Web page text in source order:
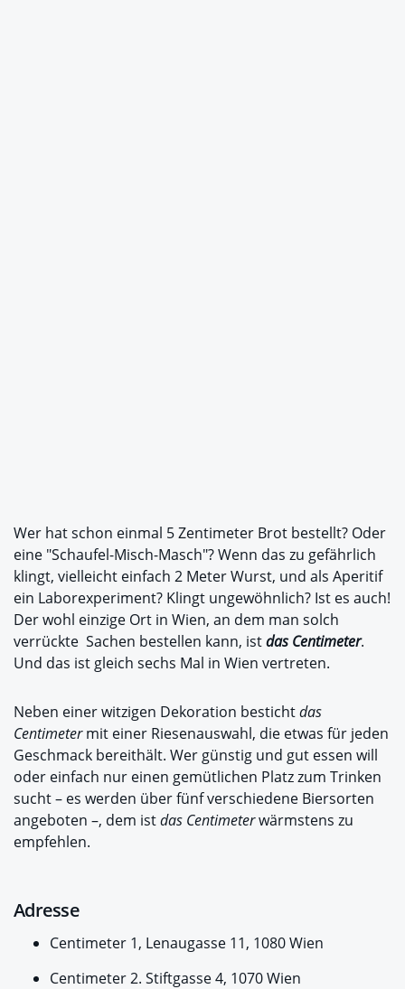
Wer hat schon einmal 5 Zentimeter Brot bestellt? Oder
eine "Schaufel-Misch-Masch"? Wenn das zu gefährlich
klingt, vielleicht einfach 2 Meter Wurst, und als Aperitif
ein Laborexperiment? Klingt ungewöhnlich? Ist es auch!
Der wohl einzige Ort in Wien, an dem man solch
verrückte Sachen bestellen kann, istdas Centimeter.
Und das ist gleich sechs Mal in Wien vertreten.
Neben einer witzigen Dekoration bestichtdas
Centimetermit einer Riesenauswahl, die etwas für jeden
Geschmack bereithält. Wer günstig und gut essen will
oder einfach nur einen gemütlichen Platz zum Trinken
sucht – es werden über fünf verschiedene Biersorten
angeboten –, dem istdas Centimeterwärmstens zu
empfehlen.
Adresse
Centimeter 1, Lenaugasse 11, 1080 Wien
Centimeter 2. Stiftgasse 4, 1070 Wien